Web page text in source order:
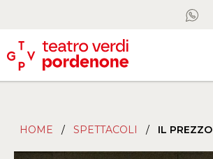
HOME / SPETTACOLI / IL PREZZO